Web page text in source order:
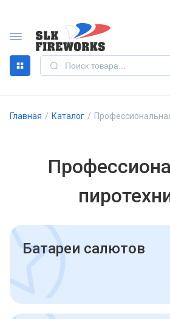
Главная / Каталог /
Батареи салютов